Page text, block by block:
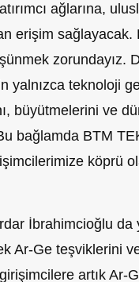
ağlarına,
erişim sağlayacak.
zorundayız.
yalnızca teknoloji
büyütmelerini ve
bağlamda BTM
köprü
İbrahimcioğlu da
Ar-Ge teşviklerini
artık Ar-